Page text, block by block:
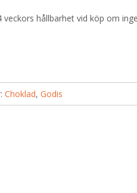
hållbarhet vid köp om
Choklad, Godis